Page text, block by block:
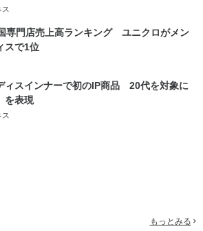
専門店売上高ランキング ユニクロがメン
スで1位
スインナーで初のIP商品 20代を対象に
を表現
もっとみる